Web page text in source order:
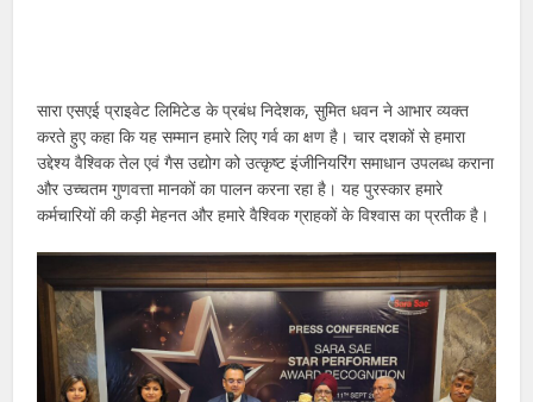
सारा एसएई प्राइवेट लिमिटेड के प्रबंध निदेशक, सुमित धवन ने आभार व्यक्त
करते हुए कहा कि यह सम्मान हमारे लिए गर्व का क्षण है। चार दशकों से हमारा
उद्देश्य वैश्विक तेल एवं गैस उद्योग को उत्कृष्ट इंजीनियरिंग समाधान उपलब्ध कराना
और उच्चतम गुणवत्ता मानकों का पालन करना रहा है। यह पुरस्कार हमारे
कर्मचारियों की कड़ी मेहनत और हमारे वैश्विक ग्राहकों के विश्वास का प्रतीक है।